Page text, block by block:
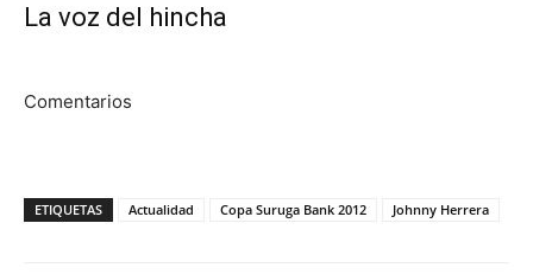
La voz del hincha
Comentarios
ETIQUETAS Actualidad Copa Suruga Bank 2012 Johnny Herrera